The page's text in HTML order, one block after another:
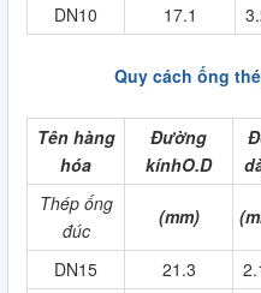
DN10
17.1
Quy cách ống
Tên hàng
hóa
Đường
kínhO.D
Thép ống
đúc
(mm)
DN15 21.3